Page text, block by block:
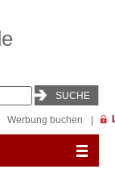
Werbung buchen